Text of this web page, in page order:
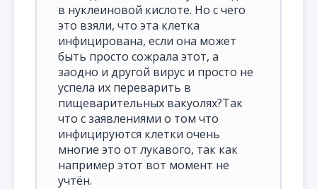
в нуклеиновой кислоте. Но с чего
это взяли, что эта клетка
инфицирована, если она может
быть просто сожрала этот, а
заодно и другой вирус и просто не
успела их переварить в
пищеварительных вакуолях?Так
что с заявлениями о том что
инфицируются клетки очень
многие это от лукавого, так как
например этот вот момент не
учтён.